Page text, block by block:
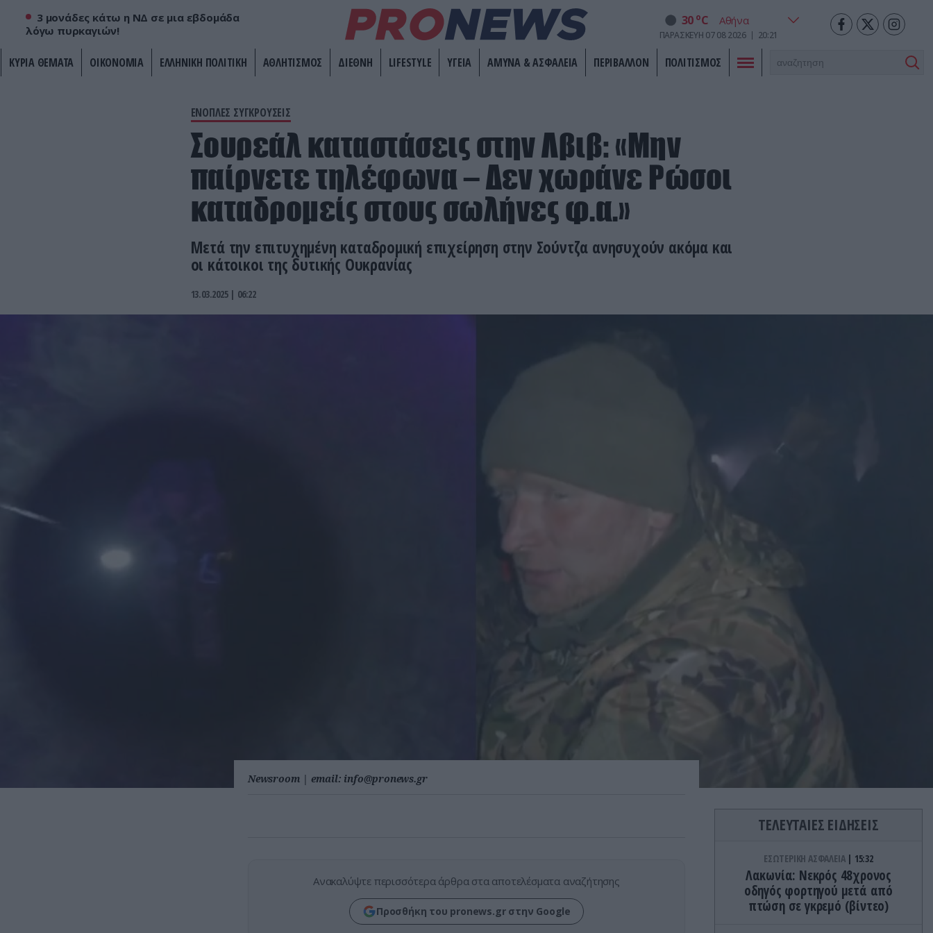
3 μονάδες κάτω η ΝΔ σε μια εβδομάδα
λόγω πυρκαγιών!
30 oC
ΠΑΡΑΣΚΕΥΗ 07 08 2026 20:21
ΚΥΡΙΑ ΘΕΜΑΤΑ ΟΙΚΟΝΟΜΙΑ ΕΛΛΗΝΙΚΗ ΠΟΛΙΤΙΚΗ ΑΘΛΗΤΙΣΜΟΣ ΔΙΕΘΝΗ LIFESTYLE ΥΓΕΙΑ ΑΜΥΝΑ & ΑΣΦΑΛΕΙΑ ΠΕΡΙΒΑΛΛΟΝ ΠΟΛΙΤΙΣΜΟΣ
ΕΝΟΠΛΕΣ ΣΥΓΚΡΟΥΣΕΙΣ
Σουρεάλ καταστάσεις στην Λβιβ: «Μην
παίρνετε τηλέφωνα – Δεν χωράνε Ρώσοι
καταδρομείς στους σωλήνες φ.α.»
Μετά την επιτυχημένη καταδρομική επιχείρηση στην Σούντζα ανησυχούν ακόμα και
οι κάτοικοι της δυτικής Ουκρανίας
13.03.2025 | 06:22
Newsroom | email: info@pronews.gr
Ανακαλύψτε περισσότερα άρθρα στα αποτελέσματα αναζήτησης
Προσθήκη του pronews.gr στην Google
ΤΕΛΕΥΤΑΙΕΣ ΕΙΔΗΣΕΙΣ
ΕΣΩΤΕΡΙΚΗ ΑΣΦΑΛΕΙΑ 15:32
Λακωνία: Νεκρός 48χρονος
οδηγός φορτηγού μετά από
πτώση σε γκρεμό (βίντεο)